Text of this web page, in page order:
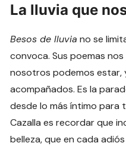
La lluvia que
Besos de lluvia no se
convoca. Sus poemas
nosotros podemos estar,
acompañados. Es la
desde lo más íntimo para
Cazalla es recordar que
belleza, que en cada